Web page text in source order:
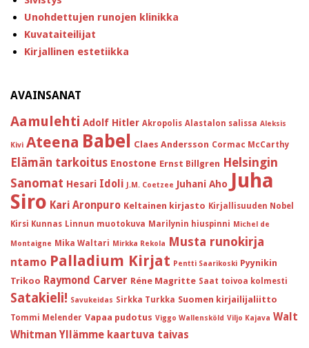
Unohdettujen runojen klinikka
Kuvataiteilijat
Kirjallinen estetiikka
AVAINSANAT
Aamulehti Adolf Hitler Akropolis Alastalon salissa Aleksis
Kivi Ateena Babel Claes Andersson Cormac McCarthy
Elämän tarkoitus Enostone Ernst Billgren Helsingin
Sanomat Hesari Idoli J.M. Coetzee Juhani Aho Juha
Siro Kari Aronpuro Keltainen kirjasto Kirjallisuuden Nobel
Kirsi Kunnas Linnun muotokuva Marilynin hiuspinni Michel de
Montaigne Mika Waltari Mirkka Rekola Musta runokirja
ntamo Palladium Kirjat Pentti Saarikoski Pyynikin
Trikoo Raymond Carver Réne Magritte Saat toivoa kolmesti
Satakieli! Savukeidas Sirkka Turkka Suomen kirjailijaliitto
Tommi Melender Vapaa pudotus Viggo Wallensköld Viljo Kajava Walt
Whitman Yllämme kaartuva taivas